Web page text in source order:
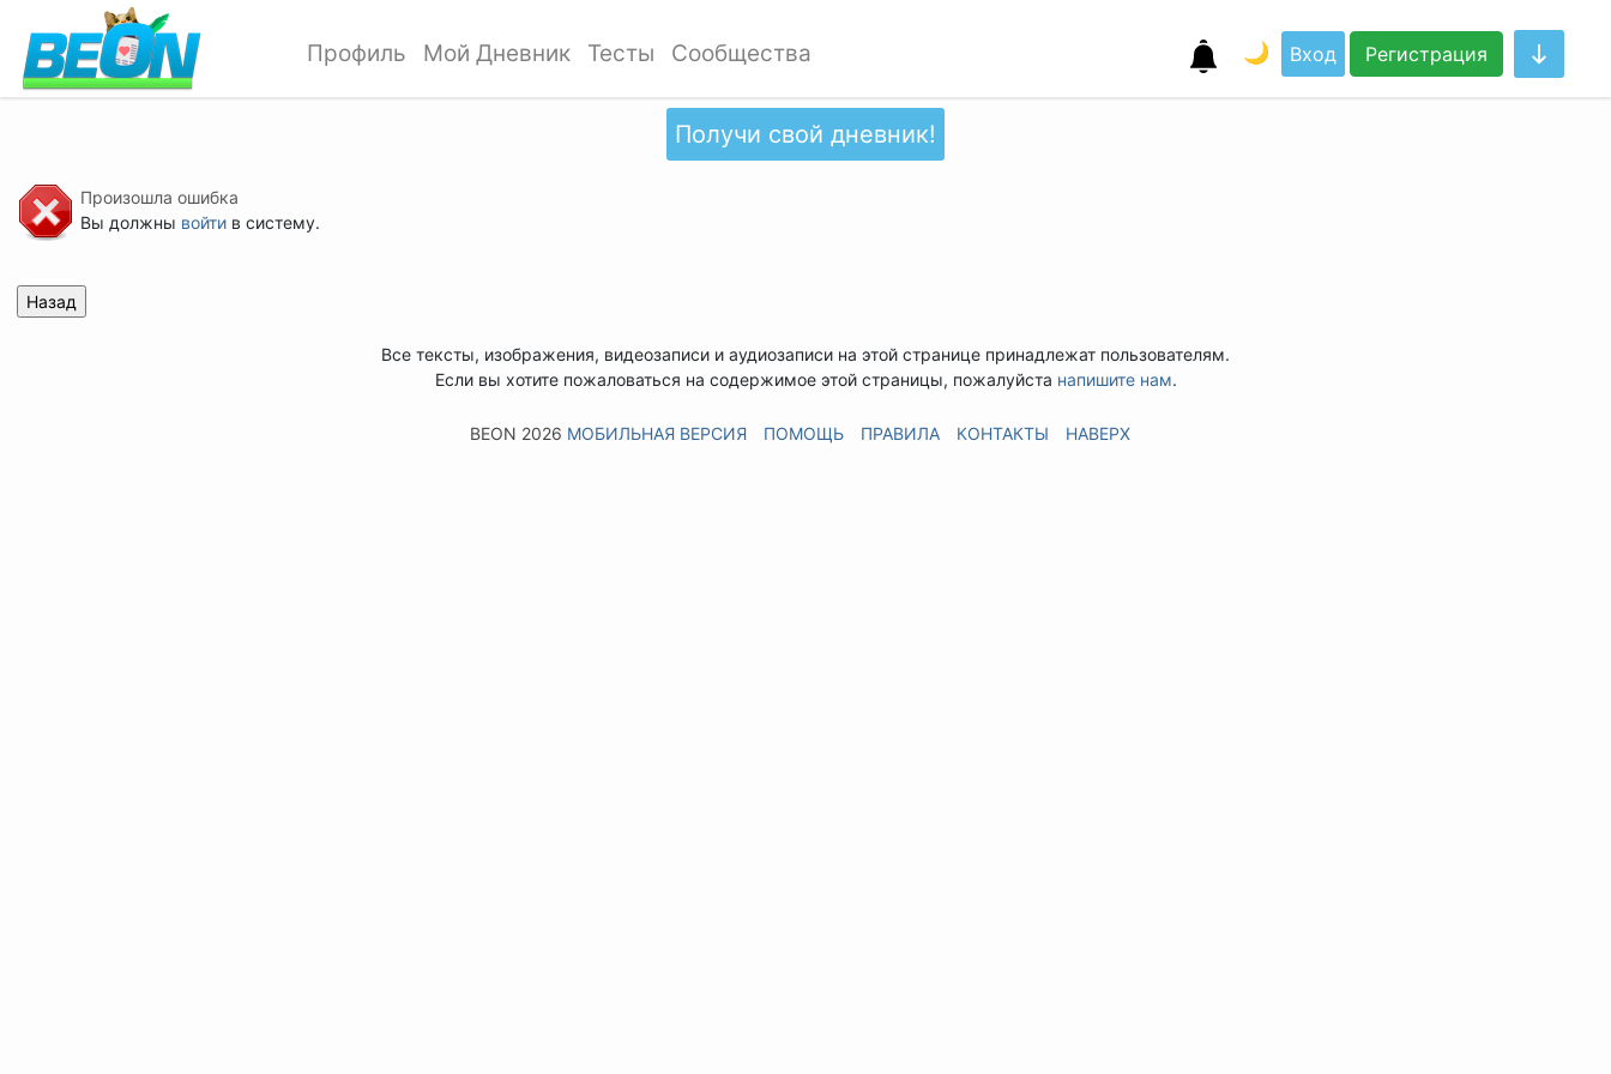
Профиль Мой Дневник Тесты Сообщества 🌙 Вход Регистрация
Получи свой дневник!
Произошла ошибка
Вы должны войтив систему.
Все тексты, изображения, видеозаписи и аудиозаписи на этой странице принадлежат пользователям.
Если вы хотите пожаловаться на содержимое этой страницы, пожалуйста напишите нам.
BEON 2026 МОБИЛЬНАЯ ВЕРСИЯ ПОМОЩЬ ПРАВИЛА КОНТАКТЫ НАВЕРХ